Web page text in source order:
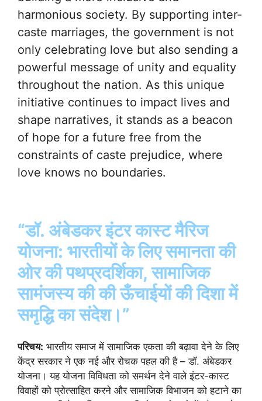
harmonious society. By supporting inter-
caste marriages, the government is not
only celebrating love but also sending a
powerful message of unity and equality
throughout the nation. As this unique
initiative continues to impact lives and
shape narratives, it stands as a beacon
of hope for a future free from the
constraints of caste prejudice, where
love knows no boundaries.
“डॉ. अंबेडकर इंटर कास्ट मैरिज
योजना: भारतीयों के लिए समानता की
ओर की पथप्रदर्शिका, सामाजिक
सामंजस्य की की ऊँचाईयों की दिशा में
समृद्धि का संदेश।”
परिचय: भारतीय समाज में सामाजिक एकता की बढ़ावा देने के लिए
केंद्र सरकार ने एक नई और रोचक पहल की है – डॉ. अंबेडकर
योजना। यह योजना विविधता को समर्थन देने वाले इंटर-कास्ट
विवाहों को प्रोत्साहित करने और सामाजिक विभाजन को हटाने का